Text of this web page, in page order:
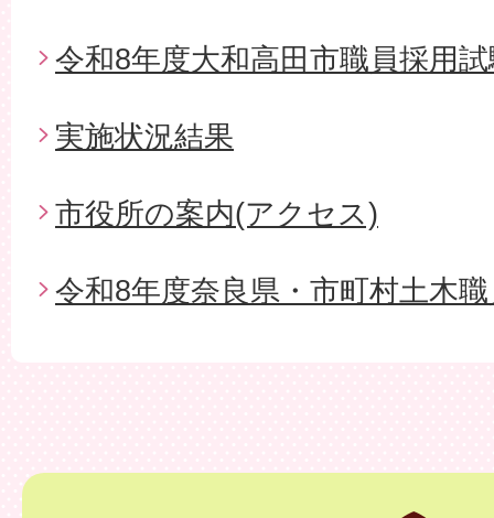
令和8年度大和高田市職員採用
実施状況結果
市役所の案内(アクセス)
令和8年度奈良県・市町村土木